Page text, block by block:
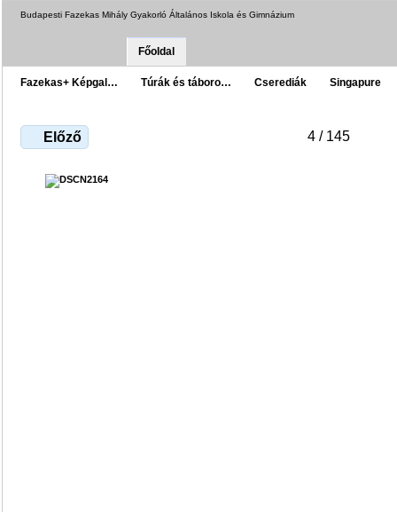
Budapesti Fazekas Mihály Gyakorló Általános Iskola és Gimnázium
Főoldal
Fazekas+ Képgal… Túrák és táboro… Cserediák Singapure
Előző 4 / 145